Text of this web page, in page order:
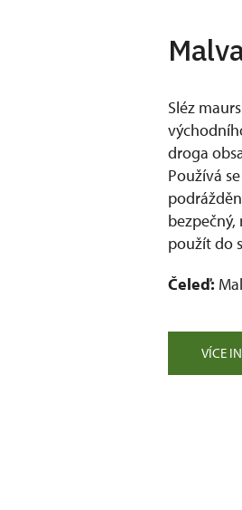
Sléz
droga
Používá
bezpečný,
použít do
Čeleď:
VÍCE